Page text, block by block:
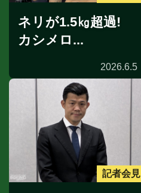
ネリが1.5㎏超過!
カシメロ...
2026.6.5
記者会見